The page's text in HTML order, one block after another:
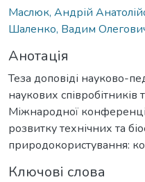
Маслюк, Андрій
Шаленко, Вадим
Анотація
Теза доповіді науково-
наукових співробітників
Міжнародної
розвитку технічних та
природокористування:
Ключові слова